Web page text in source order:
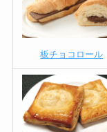
板チョコロール